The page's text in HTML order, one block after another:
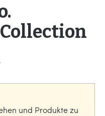
und Produkte zu